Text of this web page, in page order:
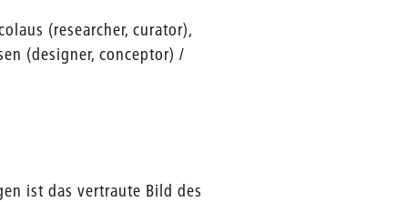
(researcher, curator),
(designer, conceptor) /
ist das vertraute Bild des